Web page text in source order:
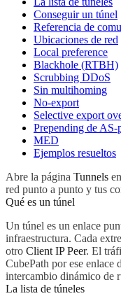
Conseguir un túnel
Referencia de
Ubicaciones de red
Local preference
Blackhole (RTBH)
Scrubbing DDoS
Sin multihoming
No-export
Selective export
Prepending de AS-
MED
Ejemplos resueltos
Abre la página Tunnels en
red punto a punto y tus
Qué es un túnel
Un túnel es un enlace
infraestructura. Cada
otro Client IP Peer. El
CubePath por ese enlace
intercambio dinámico de
La lista de túneles